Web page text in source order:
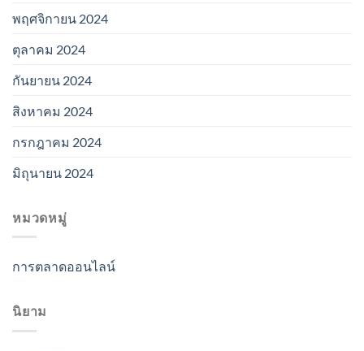
พฤศจิกายน 2024
ตุลาคม 2024
กันยายน 2024
สิงหาคม 2024
กรกฎาคม 2024
มิถุนายน 2024
หมวดหมู่
การตลาดออนไลน์
นิยาม